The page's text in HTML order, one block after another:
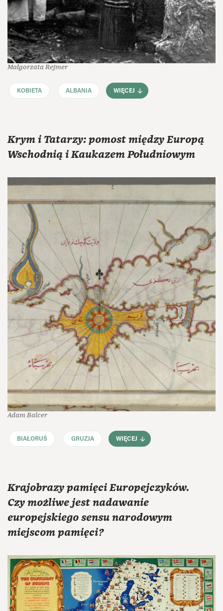
Małgorzata Rejmer
KOBIETA ALBANIA WIĘCEJ
Krym i Tatarzy: pomost między Europą
Wschodnią i Kaukazem Południowym
Adam Balcer
BIAŁORUŚ GRUZJA WIĘCEJ
Krajobrazy pamięci Europejczyków.
Czy możliwe jest nadawanie
europejskiego sensu narodowym
miejscom pamięci?